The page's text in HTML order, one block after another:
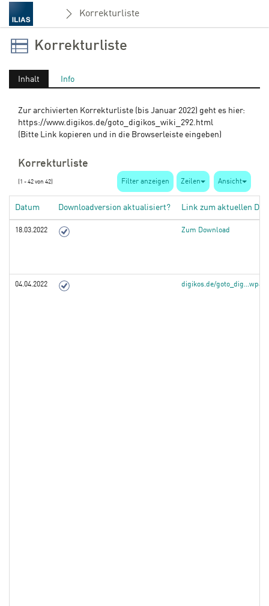
Korrekturliste
Korrekturliste
Inhalt Info
Zur archivierten Korrekturliste (bis Januar 2022) geht es hier:
https://www.digikos.de/goto_digikos_wiki_292.html
(Bitte Link kopieren und in die Browserleiste eingeben)
Korrekturliste
(1 - 42 von 42) Filter anzeigen Zeilen Ansicht
Datum Downloadversion aktualisiert? Link zum aktuellen
18.03.2022 Zum Download
04.04.2022 digikos.de/